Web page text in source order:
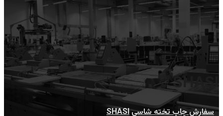
SHASI
سفارش چاپ تخته شاسیSHASI